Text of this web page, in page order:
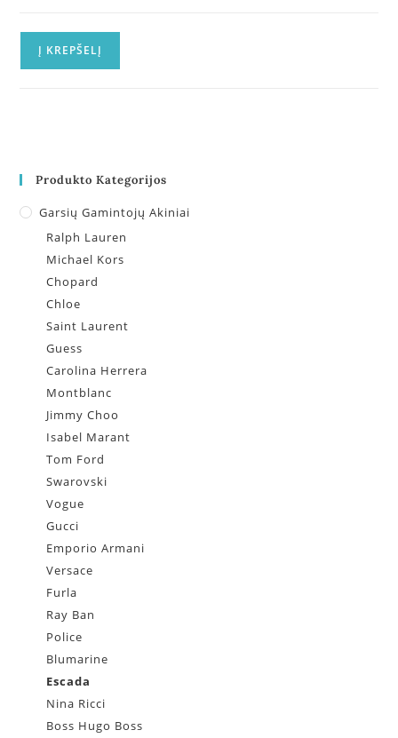
Į KREPŠELĮ
Produkto Kategorijos
Garsių Gamintojų Akiniai
Ralph Lauren
Michael Kors
Chopard
Chloe
Saint Laurent
Guess
Carolina Herrera
Montblanc
Jimmy Choo
Isabel Marant
Tom Ford
Swarovski
Vogue
Gucci
Emporio Armani
Versace
Furla
Ray Ban
Police
Blumarine
Escada
Nina Ricci
Boss Hugo Boss